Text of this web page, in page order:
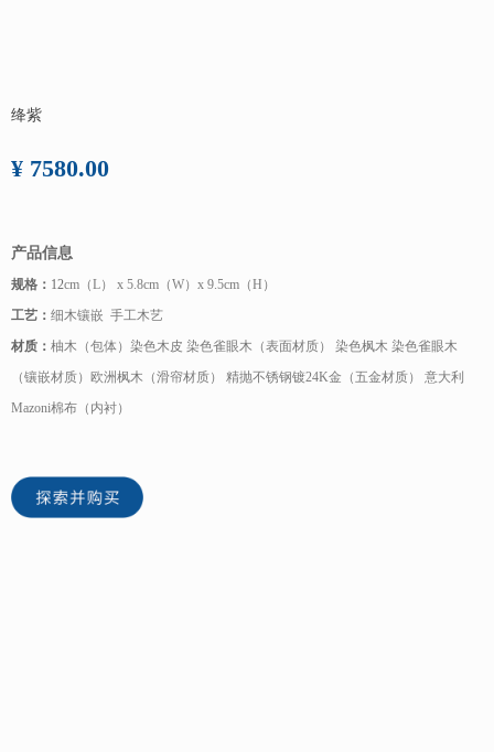
绛紫
¥ 7580.00
产品信息
规格： 12cm（L） x 5.8cm（W）x 9.5cm（H）
工艺： 细木镶嵌 手工木艺
材质： 柚木（包体）染色木皮 染色雀眼木（表面材质） 染色枫木 染色雀眼木
（镶嵌材质）欧洲枫木（滑帘材质） 精抛不锈钢镀24K金（五金材质） 意大利
Mazoni棉布（内衬）